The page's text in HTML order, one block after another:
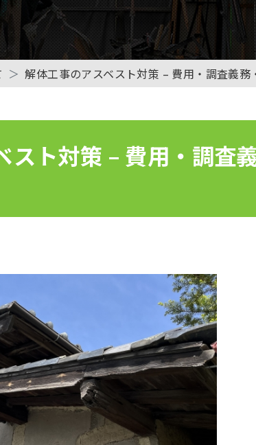
解体工事のアスベスト対策 – 費用・調査義
スト対策 – 費用・調査